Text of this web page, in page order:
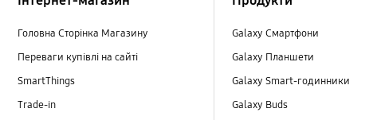
Головна Сторінка Магазину
Переваги купівлі на сайті
SmartThings
Trade-in
Galaxy Смартфони
Galaxy Планшети
Galaxy Smart-годинники
Galaxy Buds